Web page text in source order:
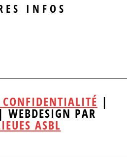
INFOS
|
WEBDESIGN PAR
ASBL